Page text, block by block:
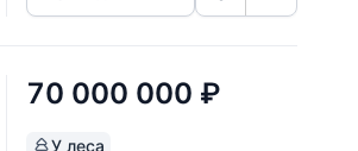
70 000 000 ₽
У леса